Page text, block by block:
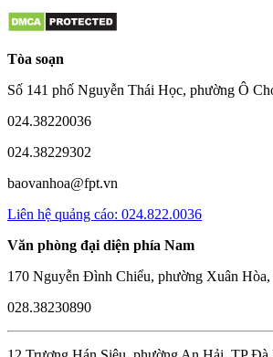
Tòa soạn
Số 141 phố Nguyễn Thái Học, phường Ô
024.38220036
024.38229302
baovanhoa@fpt.vn
Liên hệ quảng cáo: 024.822.0036
Văn phòng đại diện phía Nam
170 Nguyễn Đình Chiểu, phường Xuân
028.38230890